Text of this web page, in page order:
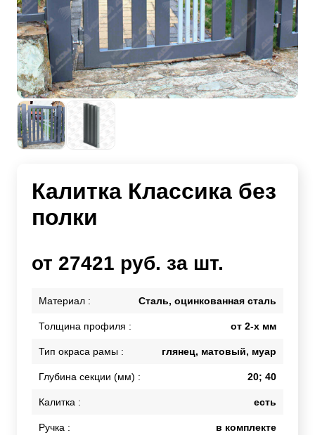
Калитка Классика без
полки
от 27421 руб. за шт.
Материал : Сталь, оцинкованная сталь
Толщина профиля : от 2-х мм
Тип окраса рамы : глянец, матовый, муар
Глубина секции (мм) : 20; 40
Калитка : есть
Ручка : в комплекте